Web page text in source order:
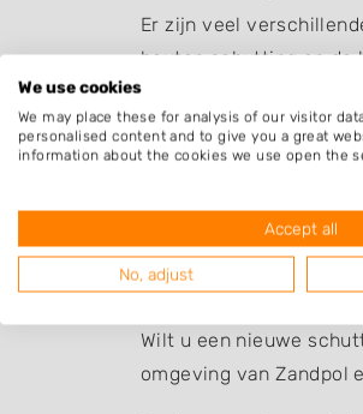
Er zijn veel
houten schutting en de
invloed op de sfeer en
past.
Daarnaast is het
verzakt. Als u zelf niet
goed gebeurt en u nog
Schutting laten
Wilt u een nieuwe
omgeving van Zandpol
We use cookies
We may place these for analysis of our visitor
personalised content and to give you a great
information about the cookies we use open the
Accept all
No, adjust